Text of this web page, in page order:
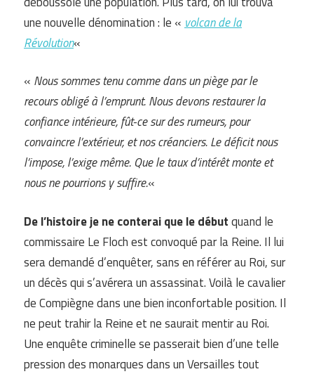
une nouvelle dénomination : le « volcan de la
Révolution«
« Nous sommes tenu comme dans un piège par le
recours obligé à l’emprunt. Nous devons restaurer la
confiance intérieure, fût-ce sur des rumeurs, pour
convaincre l’extérieur, et nos créanciers. Le déficit nous
l’impose, l’exige même. Que le taux d’intérêt monte et
nous ne pourrions y suffire.«
De l’histoire je ne conterai que le débutquand le
commissaire Le Floch est convoqué par la Reine. Il lui
sera demandé d’enquêter, sans en référer au Roi, sur
un décès qui s’avérera un assassinat. Voilà le cavalier
de Compiègne dans une bien inconfortable position. Il
ne peut trahir la Reine et ne saurait mentir au Roi.
Une enquête criminelle se passerait bien d’une telle
pression des monarques dans un Versailles tout